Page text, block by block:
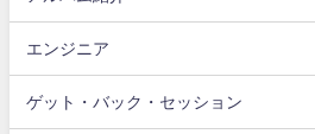
エンジニア
ゲット・バック・セッション